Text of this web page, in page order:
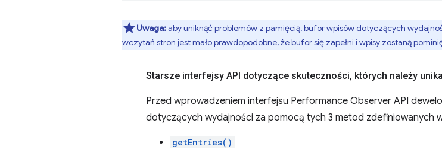
Uwaga:aby uniknąć problemów z pamięcią, bufor wpisów dotyczących
wczytań stron jest mało prawdopodobne, że bufor się zapełni i wpisy zostaną
Starsze interfejsy API dotyczące skuteczności, których należy
Przed wprowadzeniem interfejsu Performance Observer API
dotyczących wydajności za pomocą tych 3 metod zdefiniowanych
getEntries()